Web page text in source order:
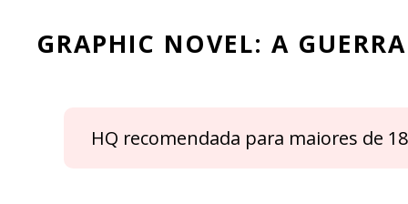
GRAPHIC NOVEL: A
HQ recomendada para maiores de